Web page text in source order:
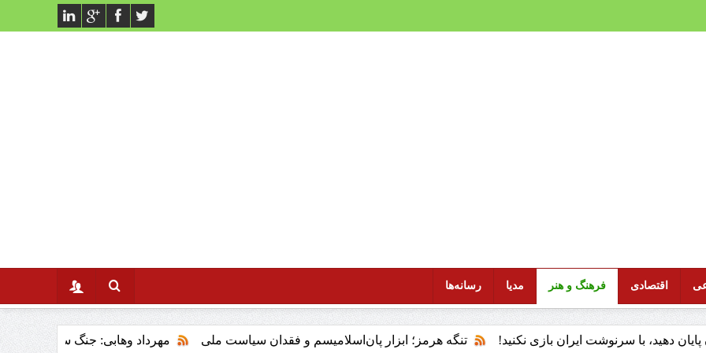
اقتصادی فرهنگ و هنر مدیا رسانه‌ها
سرنوشت ایران بازی نکنید! تنگه هرمز؛ ابزار پان‌اسلامیسم و فقدان سیاست ملی مهرداد وهابی: جنگ سوم خلیج فارس وتاثیر